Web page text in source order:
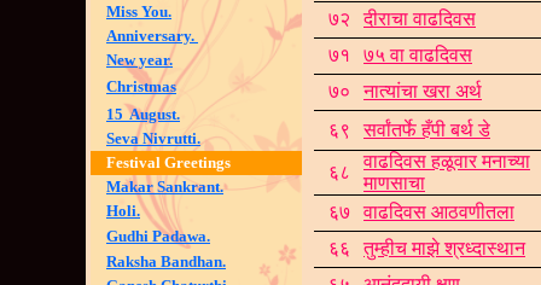
Miss You.
Anniversary.
New year.
Christmas
15 August.
Seva Nivrutti.
Festival Greetings
Makar Sankrant.
Holi.
Gudhi Padawa.
Raksha Bandhan.
७२
दीराचा वाढदिवस
७१
७५ वा वाढदिवस
७०
नात्यांचा खरा अर्थ
६९
सर्वांतर्फे हँपी बर्थ डे
६८
वाढदिवस हळूवार मनाच्या
माणसाचा
६७
वाढदिवस आठवणीतला
६६
तुम्हीच माझे श्रध्दास्थान